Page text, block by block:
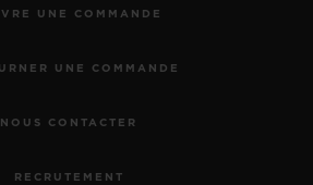
UNE COMMANDE
UNE COMMANDE
NOUS CONTACTER
RECRUTEMENT